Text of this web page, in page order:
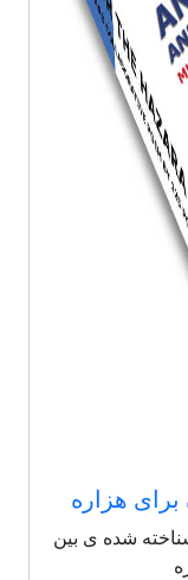
هزاره
از 125 شاعر شناخته شده ی بین